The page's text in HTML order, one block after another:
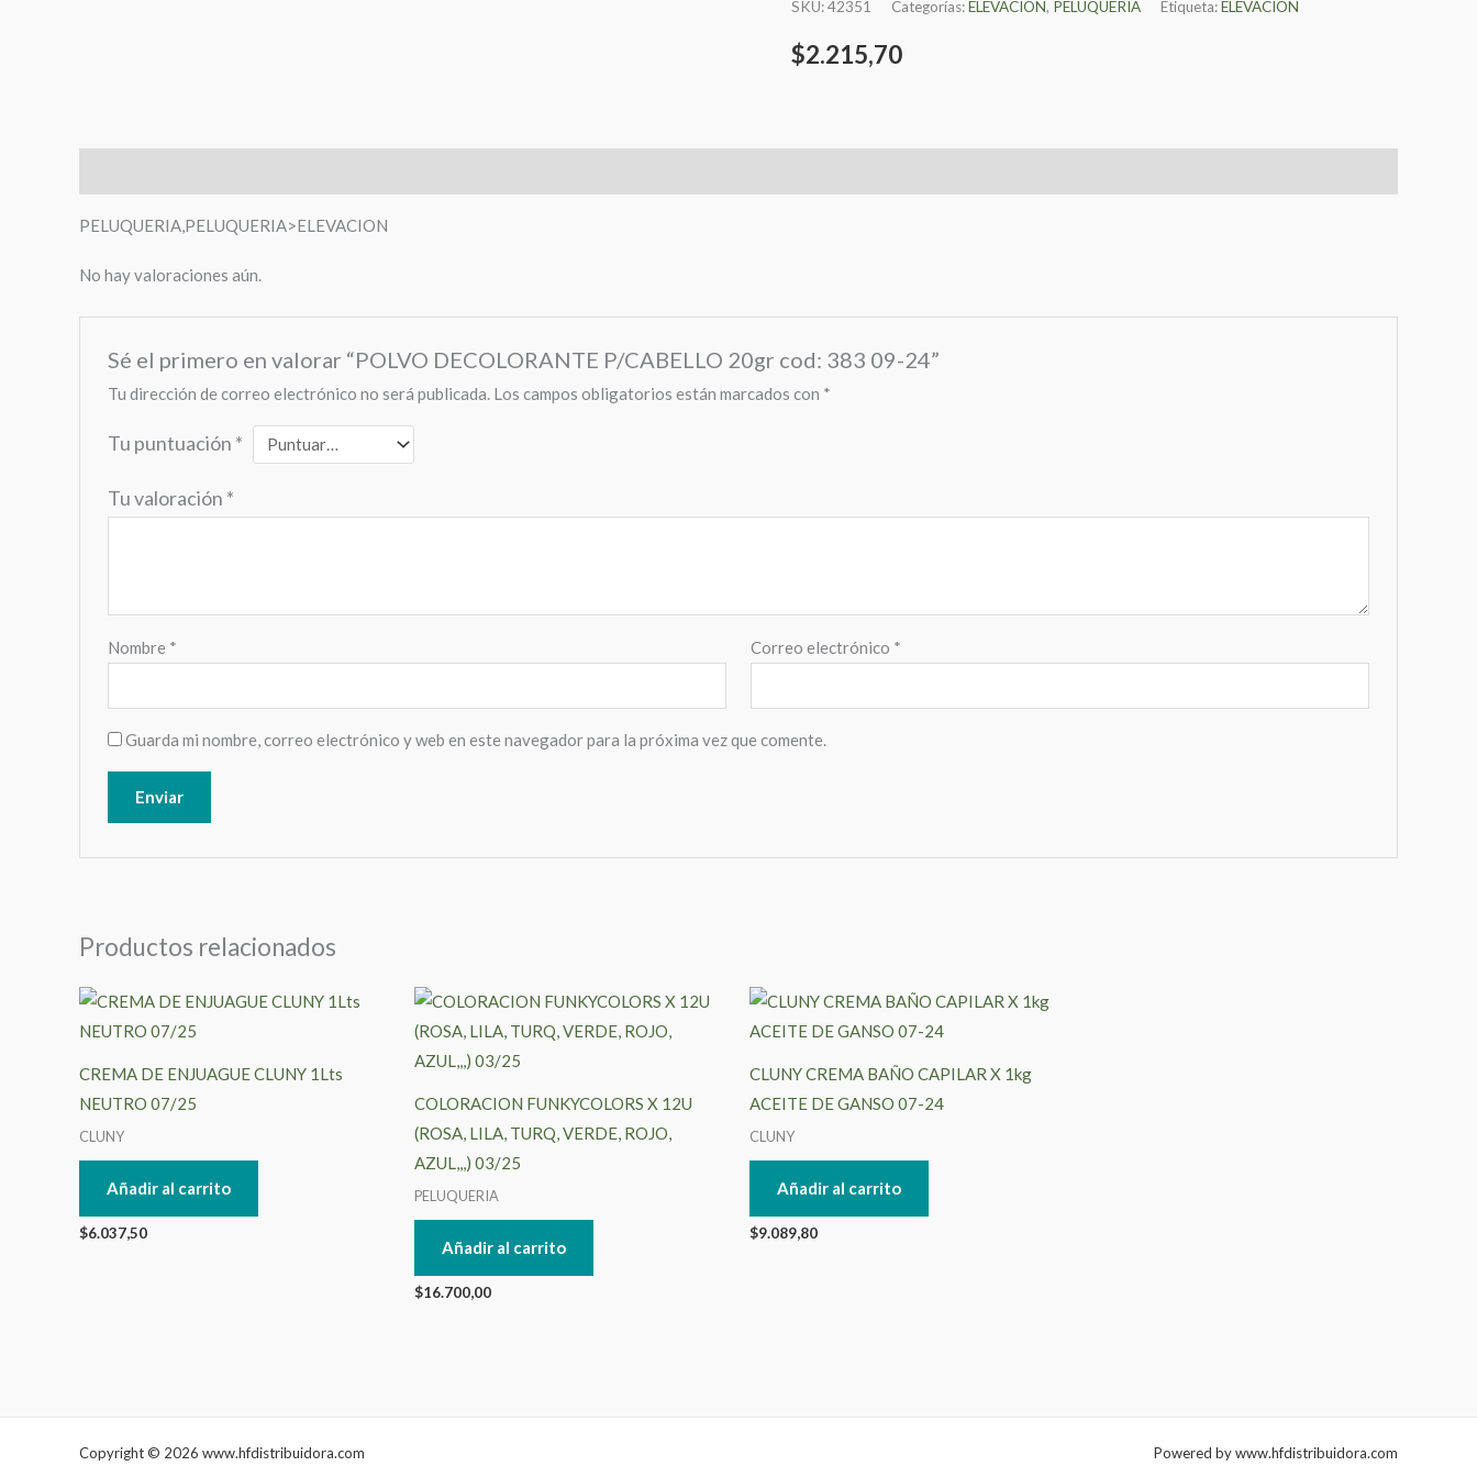
SKU:42351 Categorías:ELEVACION, PELUQUERIA Etiqueta:ELEVACION
$2.215,70
PELUQUERIA,PELUQUERIA>ELEVACION
No hay valoraciones aún.
Sé el primero en valorar “POLVO DECOLORANTE P/CABELLO 20gr cod: 383 09-24”
Tu dirección de correo electrónico no será publicada. Los campos obligatorios están marcados con *
Tu puntuación *
Tu valoración *
Nombre * Correo electrónico *
Guarda mi nombre, correo electrónico y web en este navegador para la próxima vez que comente.
Productos relacionados
CREMA DE ENJUAGUE CLUNY 1Lts
NEUTRO 07/25
CLUNY
Añadir al carrito
$6.037,50
COLORACION FUNKYCOLORS X 12U
(ROSA, LILA, TURQ, VERDE, ROJO,
AZUL,,,) 03/25
PELUQUERIA
Añadir al carrito
$16.700,00
CLUNY CREMA BAÑO CAPILAR X 1kg
ACEITE DE GANSO 07-24
CLUNY
Añadir al carrito
$9.089,80
Copyright © 2026 www.hfdistribuidora.com Powered by www.hfdistribuidora.com